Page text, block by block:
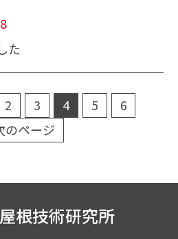
た
2 3 4 5
6
のページ
根技術研究所